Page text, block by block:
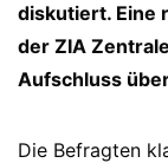
diskutiert. Eine
der ZIA
Aufschluss
Die Befragten